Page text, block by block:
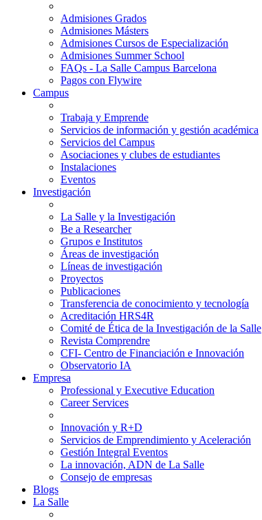
Admisiones Grados
Admisiones Másters
Admisiones Cursos de Especialización
Admisiones Summer School
FAQs - La Salle Campus Barcelona
Pagos con Flywire
Campus
Trabaja y Emprende
Servicios de información y gestión académica
Servicios del Campus
Asociaciones y clubes de estudiantes
Instalaciones
Eventos
Investigación
La Salle y la Investigación
Be a Researcher
Grupos e Institutos
Áreas de investigación
Líneas de investigación
Proyectos
Publicaciones
Transferencia de conocimiento y tecnología
Acreditación HRS4R
Comité de Ética de la Investigación de la Salle
Revista Comprendre
CFI- Centro de Financiación e Innovación
Observatorio IA
Empresa
Professional y Executive Education
Career Services
Innovación y R+D
Servicios de Emprendimiento y Aceleración
Gestión Integral Eventos
La innovación, ADN de La Salle
Consejo de empresas
Blogs
La Salle